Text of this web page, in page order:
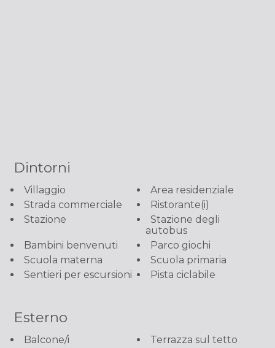
Dintorni
Villaggio
Area residenziale
Strada commerciale
Ristorante(i)
Stazione
Stazione degli
autobus
Bambini benvenuti
Parco giochi
Scuola materna
Scuola primaria
Sentieri per escursioni
Pista ciclabile
Esterno
Balcone/i
Terrazza sul tetto